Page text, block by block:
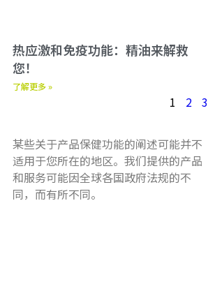
热应激和免疫功能：精油来解救
您！
了解更多 »
1 2 3
某些关于产品保健功能的阐述可能并不
适用于您所在的地区。我们提供的产品
和服务可能因全球各国政府法规的不
同，而有所不同。